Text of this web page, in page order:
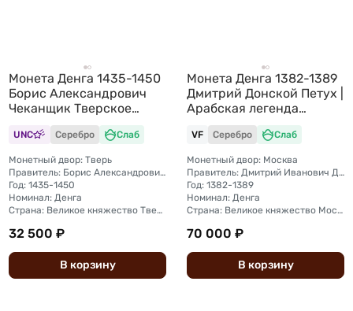
Монета Денга 1435-1450
Борис Александрович
Чеканщик Тверское
княжество слаб NGC MS
62
UNC Серебро Слаб
Монетный двор: Тверь
Правитель: Борис Александрович (1426 - 1461)
Год: 1435-1450
Номинал: Денга
Страна: Великое княжество Тверское
32 500 ₽
В корзину
Монета Денга 1382-1389
Дмитрий Донской Петух |
Арабская легенда
Московское княжество
слаб ННР VF
VF Серебро Слаб
Монетный двор: Москва
Правитель: Дмитрий Иванович Донской (1359—1389)
Год: 1382-1389
Номинал: Денга
Страна: Великое княжество Московское
70 000 ₽
В корзину